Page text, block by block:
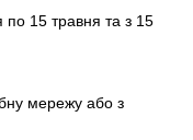
по 15 травня та з 15
мережу або з